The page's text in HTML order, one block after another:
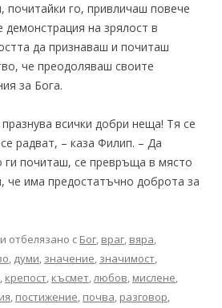
почитайки го, привличаш повече
на зрялост в
да признаваш и почиташ
че преодоляваш своите
за Бога.
всички добри неща! Тя се
радват, – каза Филип. – Да
ги почиташ, се превръща в място
че има предостатъчно доброта за
и отбелязано с Бог, враг, вяра,
, думи, значение, значимост,
, крепост, късмет,любов, мислене,
, постижение, почва, разговор,